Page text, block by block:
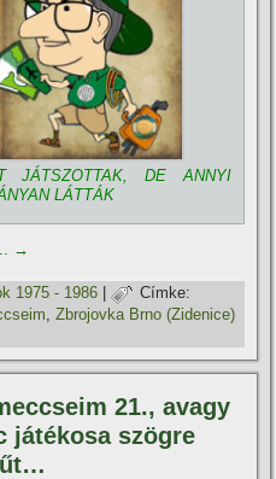
JÁTSZOTTAK, DE ANNYI
LÁTTÁK
→
1975 - 1986 |
Címke:
,Zbrojovka Brno (Zidenice)
21., avagy
játékosa szögre